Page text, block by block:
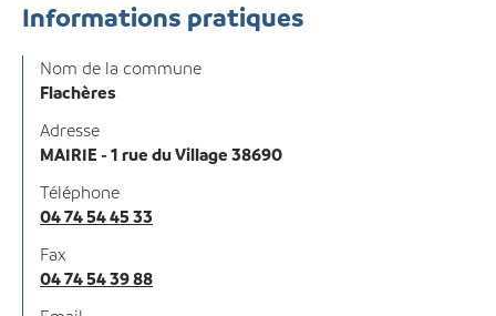
Informations pratiques
Nom de la commune
Flachères
Adresse
MAIRIE - 1 rue du Village 38690
Téléphone
04 74 54 45 33
Fax
04 74 54 39 88